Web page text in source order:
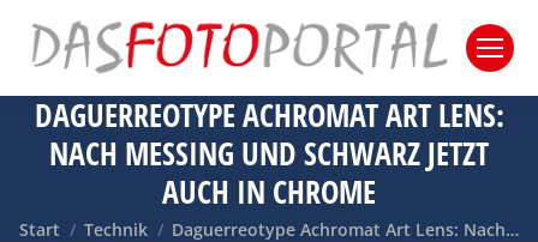
DAGUERREOTYPE ACHROMAT ART LENS:
NACH MESSING UND SCHWARZ JETZT
AUCH IN CHROME
Sie befinden sich hier:
Start Technik Daguerreotype Achromat Art Lens: Nach…